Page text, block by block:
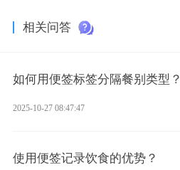
相关问答
如何用便签标签分隔餐别类型？
2025-10-27 08:47:47
使用便签记录饮食的优势？